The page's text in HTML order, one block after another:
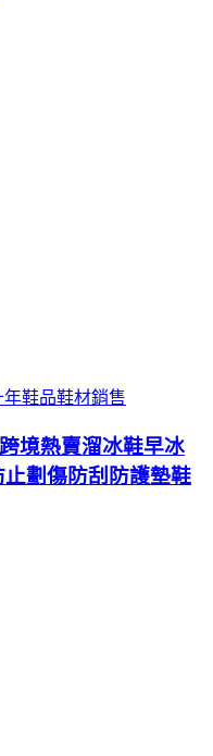
鞋品鞋材銷售
境熱賣溜冰鞋早冰
劃傷防刮防護墊鞋